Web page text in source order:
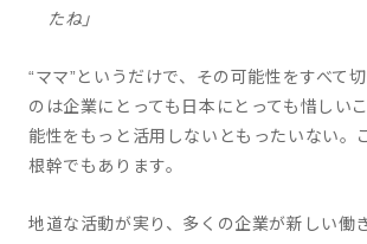
たね」
“ママ”というだけで、その可能性をすべて
のは企業にとっても日本にとっても惜しい
能性をもっと活用しないともったいない。
根幹でもあります。
地道な活動が実り、多くの企業が新しい働